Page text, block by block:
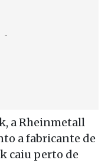
a Rheinmetall
a fabricante de
caiu perto de